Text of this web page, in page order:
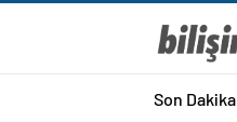
Son Dakika